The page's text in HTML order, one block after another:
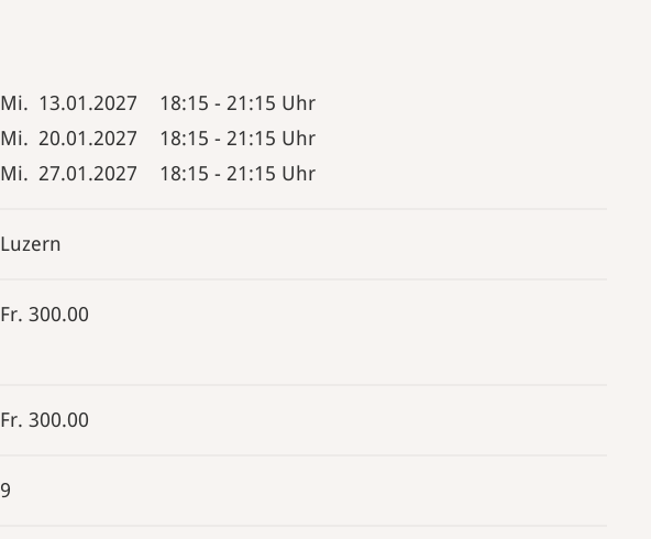
Mi. 13.01.2027 18:15 - 21:15 Uhr
Mi. 20.01.2027 18:15 - 21:15 Uhr
Mi. 27.01.2027 18:15 - 21:15 Uhr
Luzern
Fr. 300.00
Fr. 300.00
9